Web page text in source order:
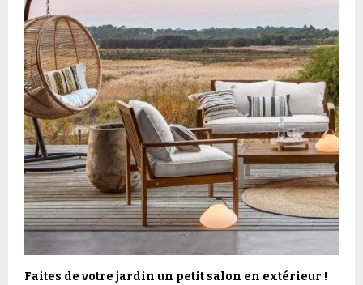
Faites de votre jardin un petit salon en extérieur !